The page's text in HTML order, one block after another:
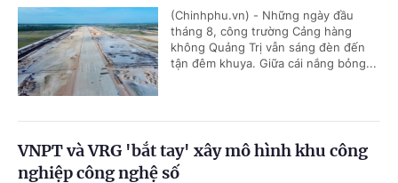
(Chinhphu.vn) - Những ngày đầu
tháng 8, công trường Cảng hàng
không Quảng Trị vẫn sáng đèn đến
tận đêm khuya. Giữa cái nắng bỏng...
VNPT và VRG 'bắt tay' xây mô hình khu công
nghiệp công nghệ số